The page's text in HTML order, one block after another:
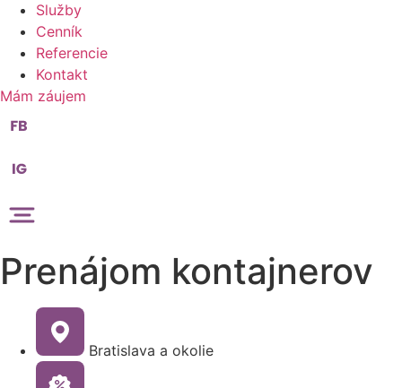
Služby
Cenník
Referencie
Kontakt
Mám záujem
Prenájom kontajnerov
Bratislava a okolie